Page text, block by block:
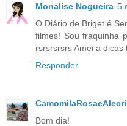
Monalise Nogueira 5
O Diário de Briget é
filmes! Sou fraquinha
rsrsrsrsrs Amei a dicas
Responder
Bom dia!